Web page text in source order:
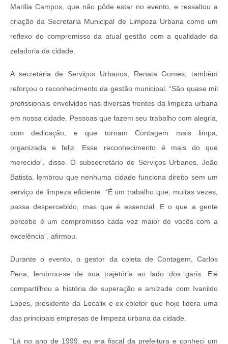
Marília Campos, que não pôde estar no evento, e ressaltou a
criação da Secretaria Municipal de Limpeza Urbana como um
reflexo do compromisso da atual gestão com a qualidade da
zeladoria da cidade.
A secretária de Serviços Urbanos, Renata Gomes, também
reforçou o reconhecimento da gestão municipal. “São quase mil
profissionais envolvidos nas diversas frentes da limpeza urbana
em nossa cidade. Pessoas que fazem seu trabalho com alegria,
com dedicação, e que tornam Contagem mais limpa,
organizada e feliz. Esse reconhecimento é mais do que
merecido”, disse. O subsecretário de Serviços Urbanos, João
Batista, lembrou que nenhuma cidade funciona direito sem um
serviço de limpeza eficiente. “É um trabalho que, muitas vezes,
passa despercebido, mas que é essencial. E o que a gente
percebe é um compromisso cada vez maior de vocês com a
excelência”, afirmou.
Durante o evento, o gestor da coleta de Contagem, Carlos
Pena, lembrou-se de sua trajetória ao lado dos garis. Ele
compartilhou a história de superação e amizade com Ivanildo
Lopes, presidente da Localix e ex-coletor que hoje lidera uma
das principais empresas de limpeza urbana da cidade.
“Lá no ano de 1999, eu era fiscal da prefeitura e conheci um